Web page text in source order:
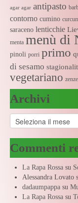
agar agar antipasto
contorno cumino
saraceno lenticchie
menta menù di
pinoli porri primo
di sesamo
vegetariano
Archivi
Archivi
Commenti
La Rapa Rossa su
Alessandra Lovato
dadaumpappa su
La Rapa Rossa su